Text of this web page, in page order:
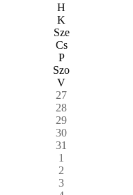
H
K
Sze
Cs
P
Szo
V
27
28
29
30
31
1
2
3